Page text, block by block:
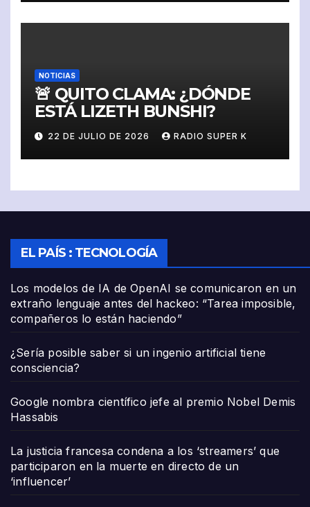
NOTICIAS
🚨 QUITO CLAMA: ¿DÓNDE
ESTÁ LIZETH BUNSHI?
22 DE JULIO DE 2026 RADIO SUPER K
EL PAÍS : TECNOLOGÍA
Los modelos de IA de OpenAI se comunicaron en un
extraño lenguaje antes del hackeo: “Tarea imposible,
compañeros lo están haciendo”
¿Sería posible saber si un ingenio artificial tiene
consciencia?
Google nombra científico jefe al premio Nobel Demis
Hassabis
La justicia francesa condena a los ‘streamers’ que
participaron en la muerte en directo de un
‘influencer’